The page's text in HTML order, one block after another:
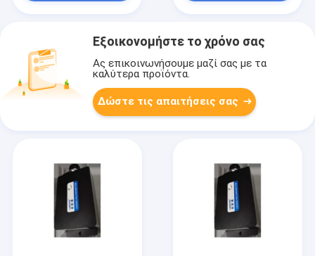
Εξοικονομήστε το χρόνο σας
Ας επικοινωνήσουμε μαζί σας με τα
καλύτερα προϊόντα.
Δώστε τις απαιτήσεις σας